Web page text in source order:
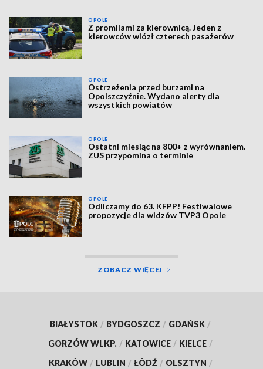
OPOLE
Z promilami za kierownicą. Jeden z
kierowców wiózł czterech pasażerów
OPOLE
Ostrzeżenia przed burzami na
Opolszczyźnie. Wydano alerty dla
wszystkich powiatów
OPOLE
Ostatni miesiąc na 800+ z wyrównaniem.
ZUS przypomina o terminie
OPOLE
Odliczamy do 63. KFPP! Festiwalowe
propozycje dla widzów TVP3 Opole
ZOBACZ WIĘCEJ
BIAŁYSTOK / BYDGOSZCZ / GDAŃSK /
GORZÓW WLKP. / KATOWICE / KIELCE /
KRAKÓW / LUBLIN / ŁÓDŹ / OLSZTYN /